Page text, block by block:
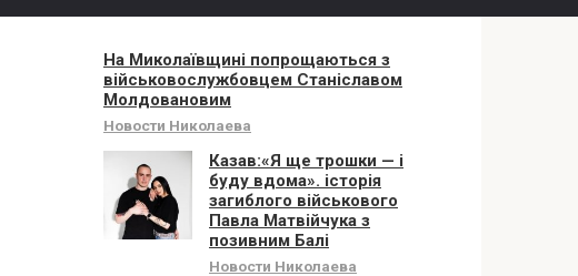
На Миколаївщині попрощаються з
військовослужбовцем Станіславом
Молдовановим
Новости Николаева
Казав:«Я ще трошки — і
буду вдома». історія
загиблого військового
Павла Матвійчука з
позивним Балі
Новости Николаева